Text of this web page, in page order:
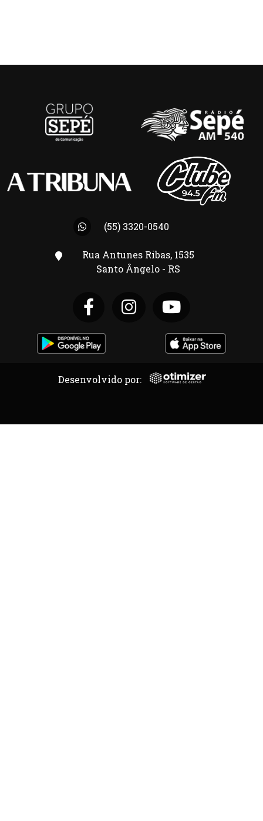
(55) 3320-0540
Rua Antunes Ribas, 1535
Santo Ângelo - RS
Desenvolvido por: